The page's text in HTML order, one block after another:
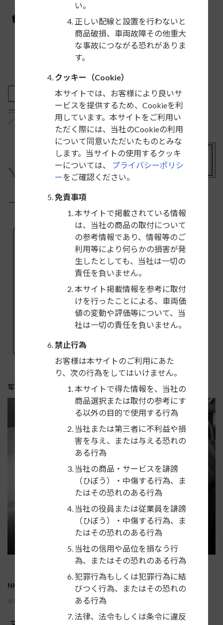
写真・補足情報
NKK-T58Dの適合車種
※車種名をクリックし、必ず注意事項をご確認ください
い。
正しい配線と設置を行わないと
商品破損、車両故障その他重大
な事故につながる恐れがありま
す。
クッキー（Cookie）
本サイトでは、お客様により良いサ
ービスを提供するため、Cookieを利
用しています。本サイトをご利用い
ただく際には、当社のCookieの利用
について同意いただいたものとみな
します。当サイトの使用するクッキ
ーについては、
プライバシーポリシ
ーをご確認ください。
免責事項
本サイトで掲載されている情報
は、当社の商品の取付について
の参考情報であり、情報等のご
利用等により何らかの損害が発
生したとしても、当社は一切の
責任を負いません。
本サイト掲載情報を参考に取付
けを行ったことによる、車両価
値の変動や評価等について、当
社は一切の責任を負いません。
禁止行為
お客様は本サイトのご利用にあた
り、次の行為をしてはいけません。
本サイトで得た情報を、当社の
商品選択または取付の参考にす
る以外の目的で使用する行為
当社または第三者に不利益や損
害を与え、または与える恐れの
ある行為
当社の商品・サービスを誹謗
（ひぼう）・中傷する行為、ま
たはその恐れのある行為
当社の役員または従業員を誹謗
（ひぼう）・中傷する行為、ま
たはその恐れのある行為
当社の信用や品位を損なう行
為、またはその恐れのある行為
犯罪行為もしくは犯罪行為に結
びつく行為、またはその恐れの
ある行為
法律、法令もしくは条令に違反